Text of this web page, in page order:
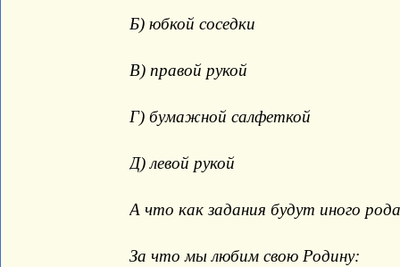
Б) юбкой соседки
В) правой рукой
Г) бумажной салфеткой
Д) левой рукой
А что как задания будут иного
За что мы любим свою Родину: